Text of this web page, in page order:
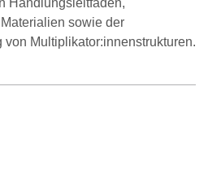
sowie der
von Multiplikator:innenstrukturen.